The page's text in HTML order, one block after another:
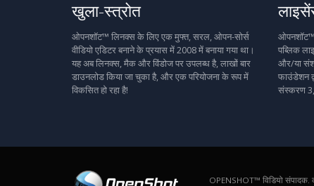
खुला-स्त्रोत
ओपनशॉट™ लिनक्स के लिए एक मुफ्त, सरल, ओपन-सोर्स
वीडियो एडिटर बनाने के प्रयास में 2008 में बनाया गया था।
यह अब लिनक्स, मैक और विंडोज पर उपलब्ध है, लाखों बार
डाउनलोड किया जा चुका है, और एक परियोजना के रूप में
विकसित हो रहा है!
पब्लिक
और/या
फाउंडेशन
संस्करण 3,
OPENSHOT™ विडियो